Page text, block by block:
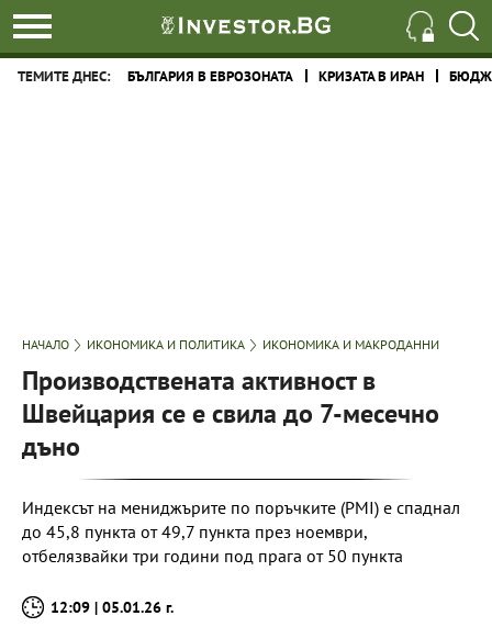
ТЕМИТЕ ДНЕС: БЪЛГАРИЯ В ЕВРОЗОНАТА КРИЗАТА В ИРАН
НАЧАЛО ИКОНОМИКА И ПОЛИТИКА ИКОНОМИКА И МАКРОДАННИ
Производствената активност в
Швейцария се е свила до 7-месечно
дъно
Индексът на мениджърите по поръчките (PMI) е спаднал
до 45,8 пункта от 49,7 пункта през ноември,
отбелязвайки три години под прага от 50 пункта
12:09 | 05.01.26 г.